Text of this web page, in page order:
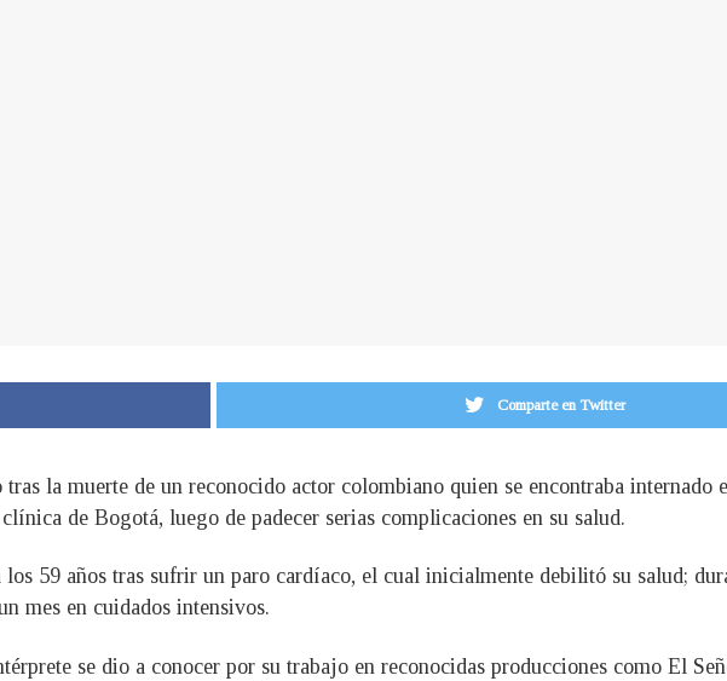
Comparte en Twitter
la muerte de un reconocido actor colombiano quien se encontraba internado
de Bogotá, luego de padecer serias complicaciones en su salud.
59 años tras sufrir un paro cardíaco, el cual inicialmente debilitó su salud;
mes en cuidados intensivos.
se dio a conocer por su trabajo en reconocidas producciones como El